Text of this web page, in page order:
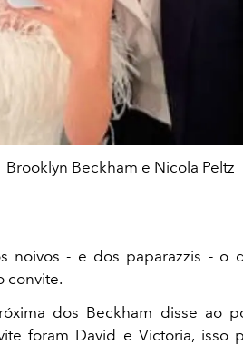
Brooklyn Beckham e Nicola Peltz
noivos - e dos paparazzis - o
convite.
dos Beckham disse ao
foram David e Victoria, isso